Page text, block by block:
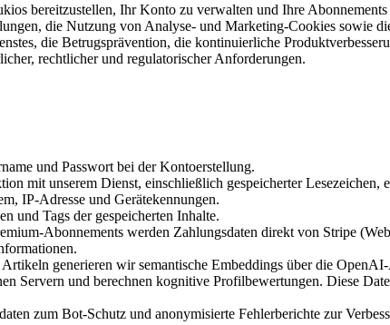
bereitzustellen, Ihr Konto zu verwalten und Ihre
die Nutzung von Analyse- und Marketing-Cookies sowie
die Betrugsprävention, die kontinuierliche
rechtlicher und regulatorischer Anforderungen.
und Passwort bei der Kontoerstellung.
mit unserem Dienst, einschließlich gespeicherter Lesezeichen,
IP-Adresse und Gerätekennungen.
und Tags der gespeicherten Inhalte.
Abonnements werden Zahlungsdaten direkt von Stripe
generieren wir semantische Embeddings über die
Servern und berechnen kognitive Profilbewertungen. Diese
zum Bot-Schutz und anonymisierte Fehlerberichte zur